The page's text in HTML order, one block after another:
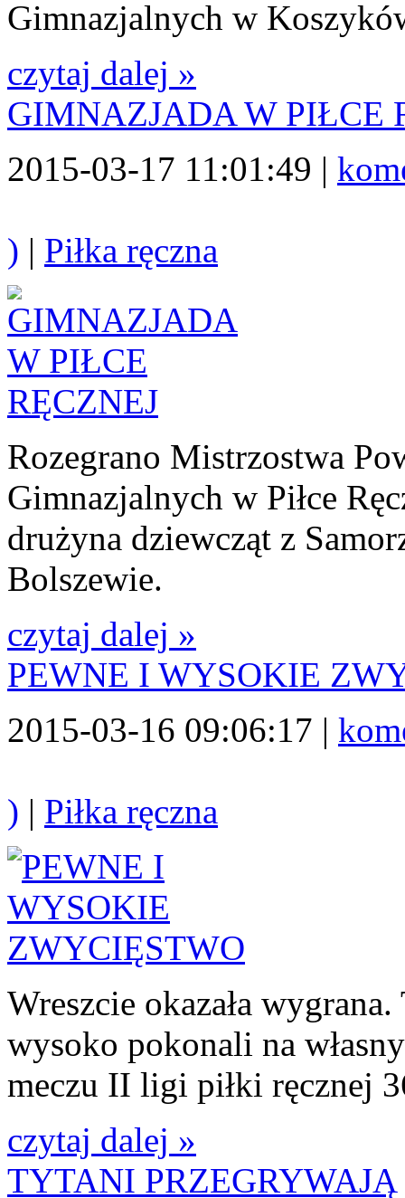
Gimnazjalnych w
czytaj dalej »
GIMNAZJADA W PIŁCE
2015-03-17 11:01:49 |
) | Piłka ręczna
Rozegrano Mistrzostwa
Gimnazjalnych w Piłce
drużyna dziewcząt z
Bolszewie.
czytaj dalej »
PEWNE I WYSOKIE
2015-03-16 09:06:17 |
) | Piłka ręczna
Wreszcie okazała
wysoko pokonali na
meczu II ligi piłki ręcznej
czytaj dalej »
TYTANI PRZEGRYWAJĄ